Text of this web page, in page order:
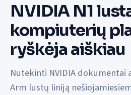
NVIDIA N1
kompiuterių
ryškėja aiškiau
Nutekinti NVIDIA dokumentai
Arm lustų liniją